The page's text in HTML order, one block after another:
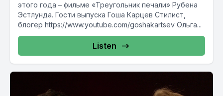
этого года – фильме «Треугольник печали» Рубена
Эстлунда. Гости выпуска Гоша Карцев Стилист,
блогер https://www.youtube.com/goshakartsev Ольга...
Listen